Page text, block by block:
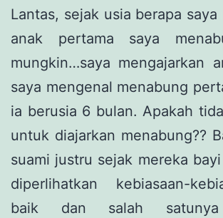
Lantas, sejak usia berapa saya
anak pertama saya
mungkin…saya mengajarkan
saya mengenal menabung
ia berusia 6 bulan. Apakah
untuk diajarkan menabung??
suami justru sejak mereka
diperlihatkan kebiasaan-
baik dan salah satunya